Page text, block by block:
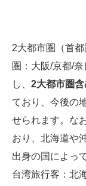
2大都市圏（首
圏：大阪/京都/
し、 2大都市圏
ており、今後の
せられます。な
おり、北海道や
出身の国によっ
台湾旅行客：北